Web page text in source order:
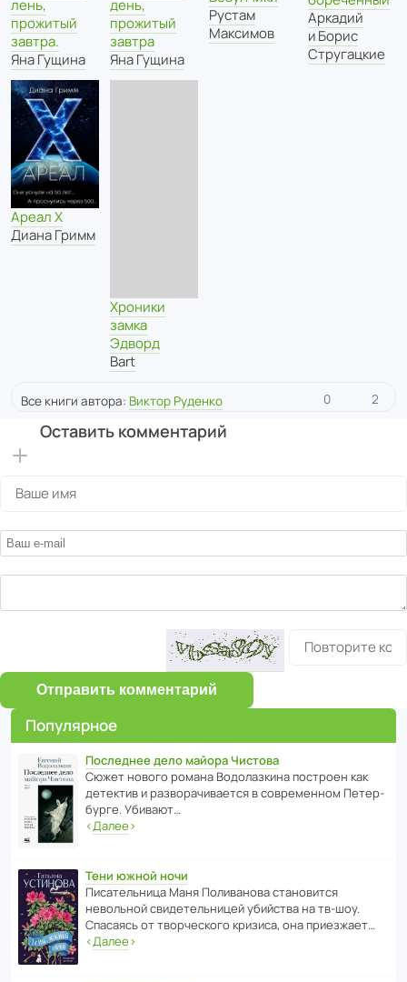
лень,
прожитый
завтра.
Яна Гущина
день,
прожитый
завтра
Яна Гущина
Рустам
Максимов
Аркадий
и Борис
Стругацкие
Ареал Х
Диана Гримм
Хроники
замка
Эдворд
Bart
Все книги автора: Виктор Руденко 0 2
Оставить комментарий
Отправить комментарий
Популярное
Последнее дело майора Чистова
Сюжет нового романа Водо­ла­з­кина пост­роен как
дете­ктив и разво­ра­чи­ва­ется в совре­менном Пете­р­
бурге. Убивают…
‹Далее›
Тени южной ночи
Писа­тель­ница Маня Поли­ва­нова стано­вится
невольной свиде­тель­ницей убийства на тв-шоу.
Спасаясь от твор­че­с­кого кризиса, она приезжает…
‹Далее›